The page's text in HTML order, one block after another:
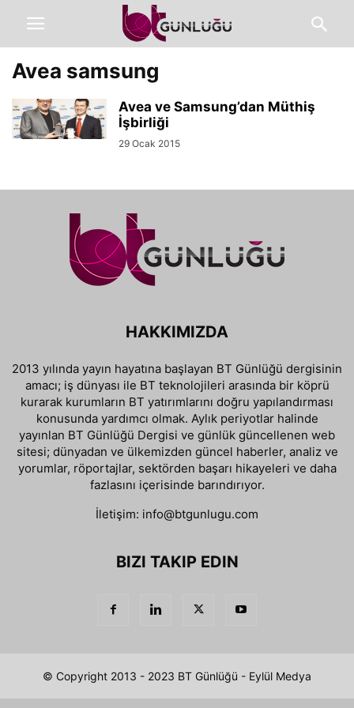
Avea samsung
Avea ve Samsung’dan Müthiş
İşbirliği
29 Ocak 2015
HAKKIMIZDA
2013 yılında yayın hayatına başlayan BT Günlüğü dergisinin
amacı; iş dünyası ile BT teknolojileri arasında bir köprü
kurarak kurumların BT yatırımlarını doğru yapılandırması
konusunda yardımcı olmak. Aylık periyotlar halinde
yayınlan BT Günlüğü Dergisi ve günlük güncellenen web
sitesi; dünyadan ve ülkemizden güncel haberler, analiz ve
yorumlar, röportajlar, sektörden başarı hikayeleri ve daha
fazlasını içerisinde barındırıyor.
İletişim: info@btgunlugu.com
BIZI TAKIP EDIN
© Copyright 2013 - 2023 BT Günlüğü - Eylül Medya